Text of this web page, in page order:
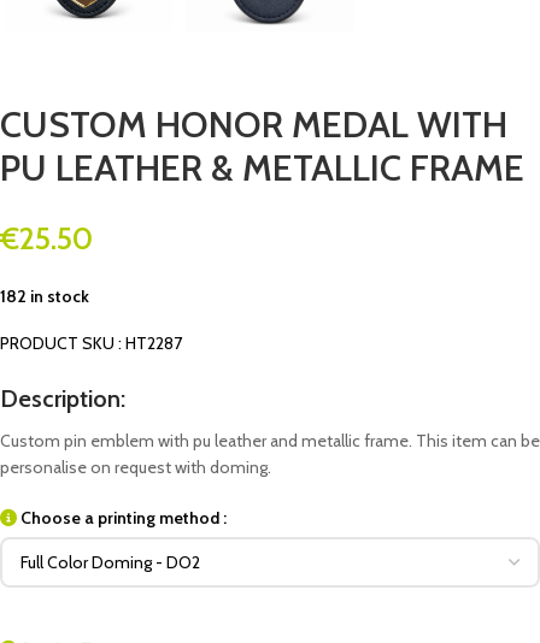
CUSTOM HONOR MEDAL WITH
PU LEATHER & METALLIC FRAME
€25.50
182 in stock
PRODUCT SKU : HT2287
Description:
Custom pin emblem with pu leather and metallic frame. This item can be
personalise on request with doming.
Choose a printing method :